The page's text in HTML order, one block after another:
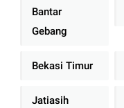
Bantar
Gebang
Bekasi Timur
Jatiasih